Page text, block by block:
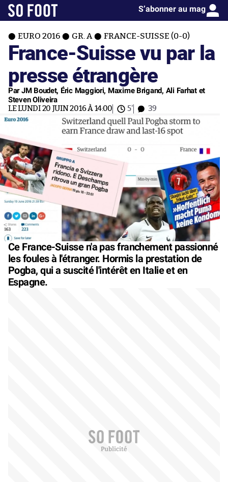
S’abonner au mag
EURO 2016 GR. A FRANCE-SUISSE (0-0)
France-Suisse vu par la
presse étrangère
Par JM Boudet, Éric Maggiori, Maxime Brigand, Ali Farhat et
Steven Oliveira
LE LUNDI 20 JUIN 2016 À 14:00 5' 39
Ce France-Suisse n'a pas franchement passionné
les foules à l'étranger. Hormis la prestation de
Pogba, qui a suscité l'intérêt en Italie et en
Espagne.